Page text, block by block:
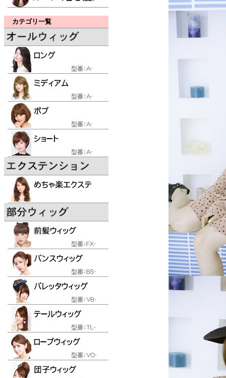
カテゴリ一覧